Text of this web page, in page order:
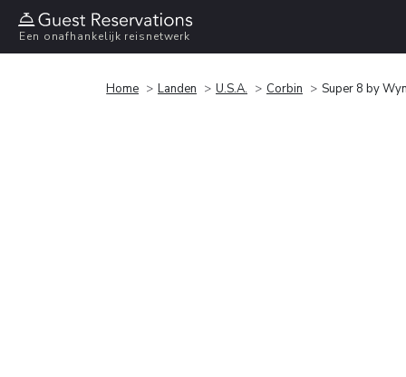
Een onafhankelijk reisnetwerk
Home Landen U.S.A. Corbin Super 8 by